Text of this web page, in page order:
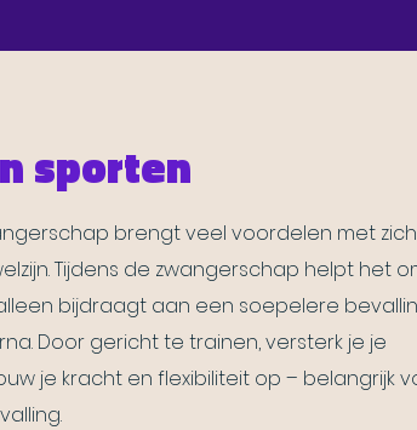
sporten
brengt veel voordelen met
Tijdens de zwangerschap helpt het
bijdraagt aan een soepelere
Door gericht te trainen, versterk je je
je kracht en flexibiliteit op – belangrijk